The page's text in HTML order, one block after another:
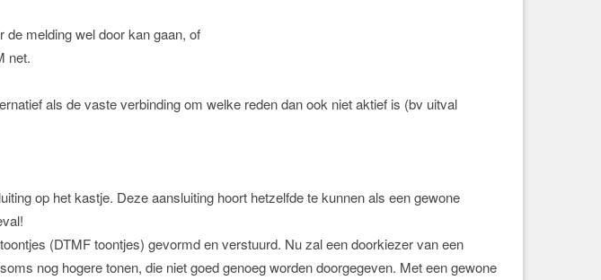
melding wel door kan gaan, of
net.
als de vaste verbinding om welke reden dan ook niet aktief is (bv uitval
op het kastje. Deze aansluiting hoort hetzelfde te kunnen als een gewone
(DTMF toontjes) gevormd en verstuurd. Nu zal een doorkiezer van een
nog hogere tonen, die niet goed genoeg worden doorgegeven. Met een gewone